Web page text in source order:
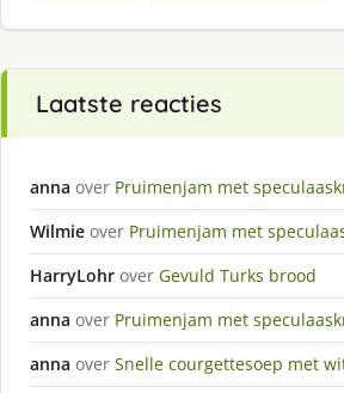
Laatste reacties
anna over Pruimenjam met
Wilmie over Pruimenjam met
HarryLohr over Gevuld Turks brood
anna over Pruimenjam met
anna over Snelle courgettesoep met